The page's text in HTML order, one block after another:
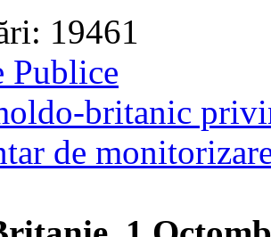
19461
Publice
britanic
de